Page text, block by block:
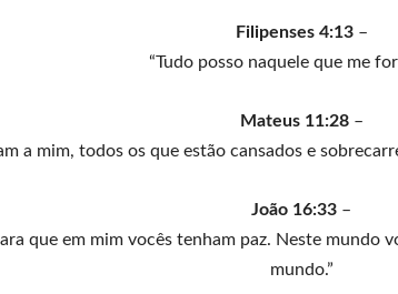
Filipenses 4:13–
“Tudo posso naquele que me
Mateus 11:28–
a mim, todos os que estão cansados e
João 16:33 –
que em mim vocês tenham paz. Neste
mundo.”